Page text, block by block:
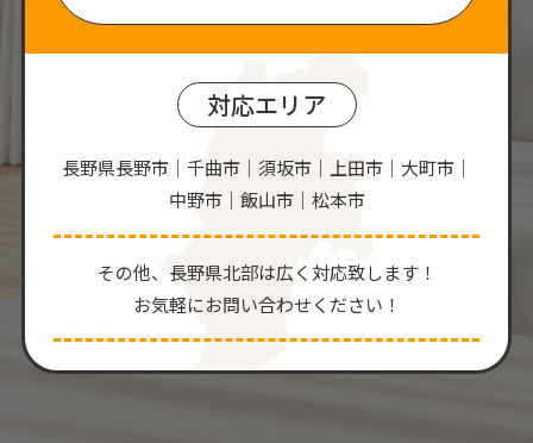
対応エリア
長野県長野市｜千曲市｜須坂市｜上田市｜大町市｜
中野市｜飯山市｜松本市
その他、⻑野県北部は広く対応致します！
お気軽にお問い合わせください！